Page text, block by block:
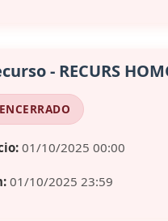
- RECURS
ENCERRADO
01/10/2025 00:00
01/10/2025 23:59